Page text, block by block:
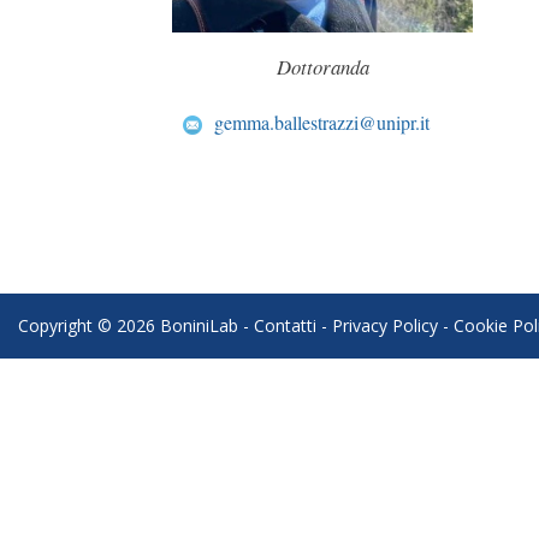
Dottoranda
gemma.ballestrazzi@unipr.it
Copyright © 2026 BoniniLab - Contatti - Privacy Policy - Cookie